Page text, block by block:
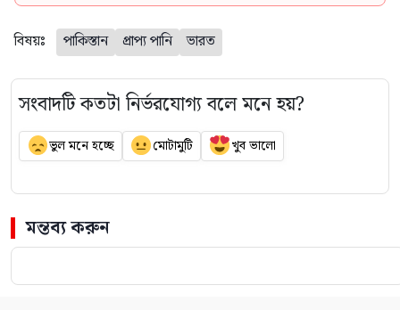
বিষয়ঃ পাকিস্তান প্রাপ্য পানি ভারত
সংবাদটি কতটা নির্ভরযোগ্য বলে মনে হয়?
ভুল মনে হচ্ছে মোটামুটি খুব ভালো
মন্তব্য করুন